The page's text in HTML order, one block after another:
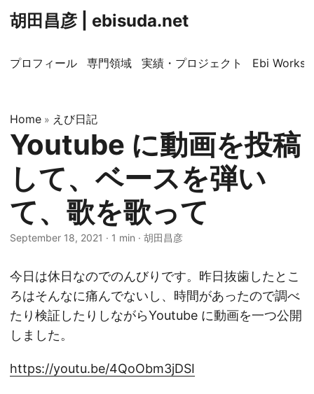
胡田昌彦 | ebisuda.net
プロフィール 専門領域 実績・プロジェクト Ebi
Home » えび日記
Youtube に動画を投稿
して、ベースを弾い
て、歌を歌って
September 18, 2021 · 1 min · 胡田昌彦
今日は休日なのでのんびりです。昨日抜歯したとこ
ろはそんなに痛んでないし、時間があったので調べ
たり検証したりしながらYoutube に動画を一つ公開
しました。
https://youtu.be/4QoObm3jDSI